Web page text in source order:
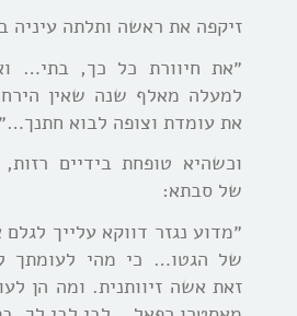
זיקפה את ראשה ותלתה עיניה
״את חיוורת כל כך, בתי…
למעלה מאלף שנה שאין
את עומדת וצופה לבוא חתנך…״
וכשהיא טופחת בידיים רזות,
של סבתא:
״מדוע נגזר דווקא עלייך
של הגטו… כי מהי לעומתך
זאת אשה זיוותנית. ומה הן